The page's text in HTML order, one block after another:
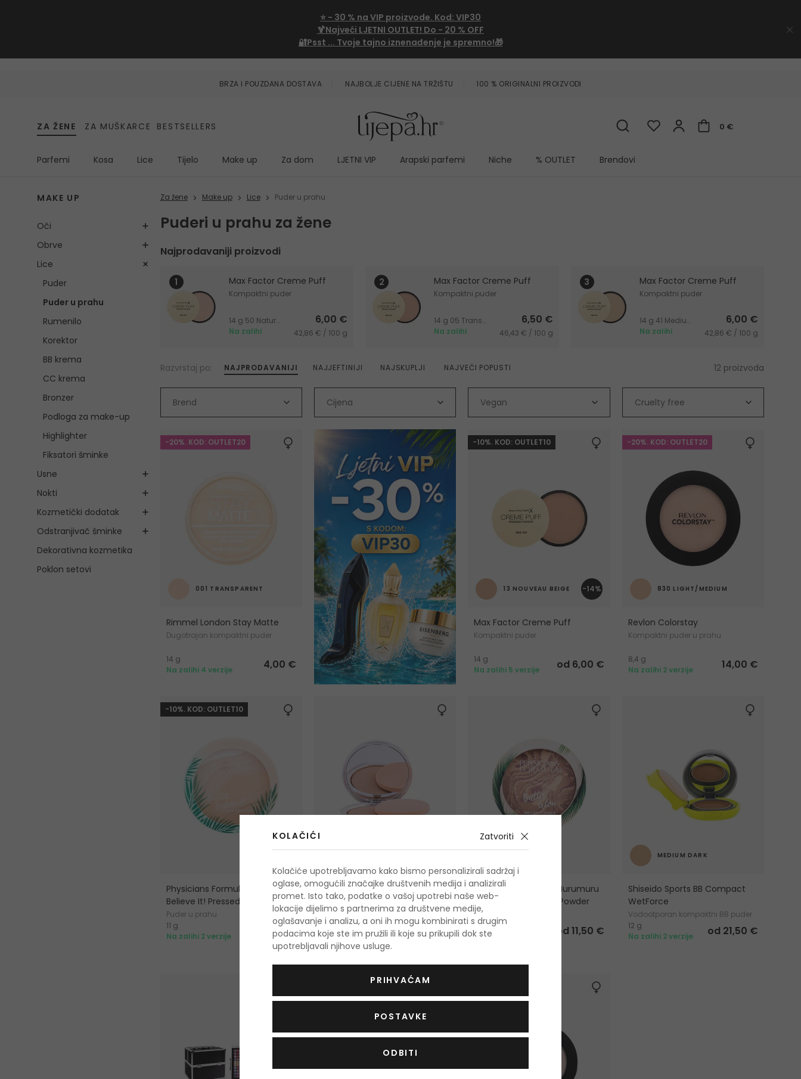
⭐ - 30 % na VIP proizvode. Kod: VIP30
🍹Najveći LJETNI OUTLET! Do - 20 % OFF
🔐Psst ... Tvoje tajno iznenađenje je spremno!🎁
BRZA I POUZDANA DOSTAVA NAJBOLJE CIJENE NA TRŽIŠTU 100 % ORIGINALNI PROIZVODI
ZA ŽENE ZA MUŠKARCE BESTSELLERS 0 €
Parfemi Kosa Lice Tijelo Make up Za dom LJETNI VIP Arapski parfemi Niche % OUTLET Brendovi
MAKE UP
Oči
Obrve
Lice
Puder
Puder u prahu
Rumenilo
Korektor
BB krema
CC krema
Bronzer
Podloga za make-up
Highlighter
Fiksatori šminke
Usne
Nokti
Kozmetički dodatak
Odstranjivač šminke
Dekorativna kozmetika
Poklon setovi
Za žene Make up Lice Puder u prahu
Puderi u prahu za žene
Najprodavaniji proizvodi
Max Factor Creme Puff
Kompaktni puder
14 g 50 Natural
Na zalihi
6,00 €
42,86 € / 100 g
Max Factor Creme Puff
Kompaktni puder
14 g 05 Translucent
Na zalihi
6,50 €
46,43 € / 100 g
Max Factor Creme Puff
Kompaktni puder
14 g 41 Medium Beige
Na zalihi
6,00 €
42,86 € / 100 g
Razvrstaj po: NAJPRODAVANIJI NAJJEFTINIJI NAJSKUPLJI NAJVEĆI POPUSTI 12 proizvoda
Brend Cijena Vegan Cruelty free
-20%. KOD: OUTLET20
001 TRANSPARENT
Rimmel London Stay Matte
Dugotrajan kompaktni puder
14 g
Na zalihi 4 verzije
4,00 €
-10%. KOD: OUTLET10
-14%
13 NOUVEAU BEIGE
Max Factor Creme Puff
Kompaktni puder
14 g
Na zalihi 5 verzije
od 6,00 €
-20%. KOD: OUTLET20
830 LIGHT/MEDIUM
Revlon Colorstay
Kompaktni puder u prahu
8,4 g
Na zalihi 2 verzije
14,00 €
-10%. KOD: OUTLET10
Physicians Formula Butter
Believe It! Pressed Powder
Puder u prahu
11 g
Na zalihi 2 verzije
12,50 €
Clinique Stay-Matte Sheer
Pressed Powder
Kompaktni puder s mat efektom
7,6 g
Na zalihi
4 verzije
od 32,00 €
Physicians Formula Murumuru
Butter Glow Pressed Powder
Posvjetljujući puder
7,5 g
Na zalihi 2 verzije
od 11,50 €
MEDIUM DARK
Shiseido Sports BB Compact
WetForce
Vodootporan kompaktni BB puder
12 g
Na zalihi 2 verzije
od 21,50 €
KOLAČIĆI Zatvoriti
Kolačiće upotrebljavamo kako bismo personalizirali sadržaj i
oglase, omogućili značajke društvenih medija i analizirali
promet. Isto tako, podatke o vašoj upotrebi naše web-
lokacije dijelimo s partnerima za društvene medije,
oglašavanje i analizu, a oni ih mogu kombinirati s drugim
podacima koje ste im pružili ili koje su prikupili dok ste
upotrebljavali njihove usluge.
PRIHVAĆAM
POSTAVKE
ODBITI